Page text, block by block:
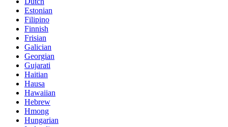
Estonian
Filipino
Finnish
Frisian
Galician
Georgian
Gujarati
Haitian
Hausa
Hawaiian
Hebrew
Hmong
Hungarian